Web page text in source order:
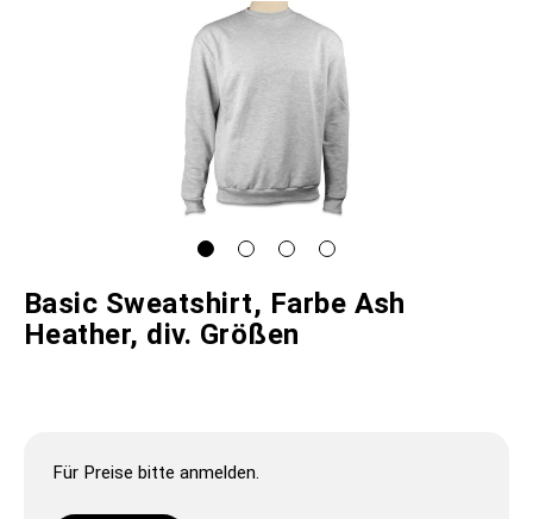
Basic Sweatshirt, Farbe Ash
Heather, div. Größen
Für Preise bitte anmelden.